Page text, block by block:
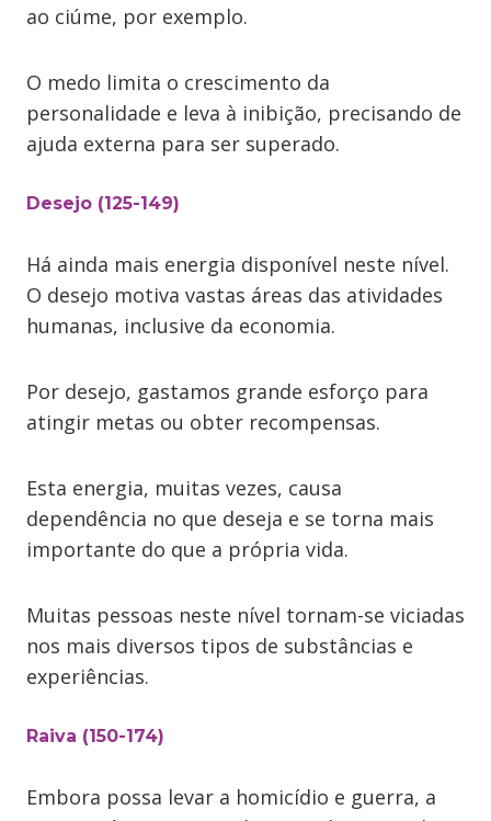
ao ciúme, por exemplo.
O medo limita o crescimento da
personalidade e leva à inibição, precisando de
ajuda externa para ser superado.
Desejo (125-149)
Há ainda mais energia disponível neste nível.
O desejo motiva vastas áreas das atividades
humanas, inclusive da economia.
Por desejo, gastamos grande esforço para
atingir metas ou obter recompensas.
Esta energia, muitas vezes, causa
dependência no que deseja e se torna mais
importante do que a própria vida.
Muitas pessoas neste nível tornam-se viciadas
nos mais diversos tipos de substâncias e
experiências.
Raiva (150-174)
Embora possa levar a homicídio e guerra, a